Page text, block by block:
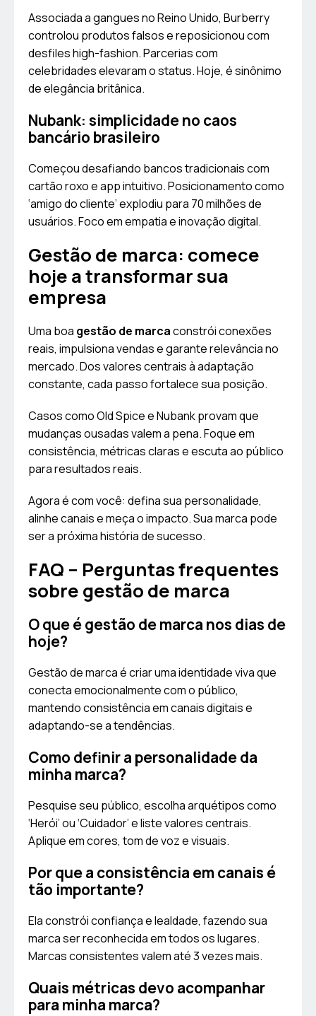
Associada a gangues no Reino Unido, Burberry
controlou produtos falsos e reposicionou com
desfiles high-fashion. Parcerias com
celebridades elevaram o status. Hoje, é sinônimo
de elegância britânica.
Nubank: simplicidade no caos
bancário brasileiro
Começou desafiando bancos tradicionais com
cartão roxo e app intuitivo. Posicionamento como
‘amigo do cliente’ explodiu para 70 milhões de
usuários. Foco em empatia e inovação digital.
Gestão de marca: comece
hoje a transformar sua
empresa
Uma boa gestão de marcaconstrói conexões
reais, impulsiona vendas e garante relevância no
mercado. Dos valores centrais à adaptação
constante, cada passo fortalece sua posição.
Casos como Old Spice e Nubank provam que
mudanças ousadas valem a pena. Foque em
consistência, métricas claras e escuta ao público
para resultados reais.
Agora é com você: defina sua personalidade,
alinhe canais e meça o impacto. Sua marca pode
ser a próxima história de sucesso.
FAQ – Perguntas frequentes
sobre gestão de marca
O que é gestão de marca nos dias de
hoje?
Gestão de marca é criar uma identidade viva que
conecta emocionalmente com o público,
mantendo consistência em canais digitais e
adaptando-se a tendências.
Como definir a personalidade da
minha marca?
Pesquise seu público, escolha arquétipos como
‘Herói’ ou ‘Cuidador’ e liste valores centrais.
Aplique em cores, tom de voz e visuais.
Por que a consistência em canais é
tão importante?
Ela constrói confiança e lealdade, fazendo sua
marca ser reconhecida em todos os lugares.
Marcas consistentes valem até 3 vezes mais.
Quais métricas devo acompanhar
para minha marca?